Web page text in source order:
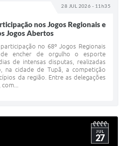
28 JUL 2026 - 11h35
nos Jogos Regionais e
Jogos Abertos
no 68º Jogos Regionais
encher de orgulho o esporte
de intensas disputas, realizadas
na cidade de Tupã, a competição
da região. Entre as delegações
JUL
27